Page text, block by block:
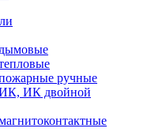
ручные
ИК двойной